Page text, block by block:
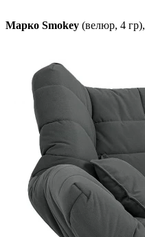
Марко Smokey (велюр, 4 гр),